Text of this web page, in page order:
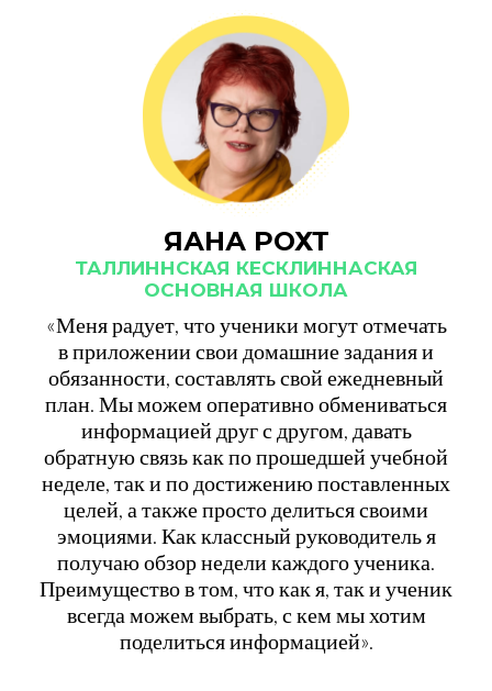
ЯАНА РОХТ
ТАЛЛИННСКАЯ КЕСКЛИННАСКАЯ
ОСНОВНАЯ ШКОЛА
«Меня радует, что ученики могут отмечать
в приложении свои домашние задания и
обязанности, составлять свой ежедневный
план. Мы можем оперативно обмениваться
информацией друг с другом, давать
обратную связь как по прошедшей учебной
неделе, так и по достижению поставленных
целей, а также просто делиться своими
эмоциями. Как классный руководитель я
получаю обзор недели каждого ученика.
Преимущество в том, что как я, так и ученик
всегда можем выбрать, с кем мы хотим
поделиться информацией».